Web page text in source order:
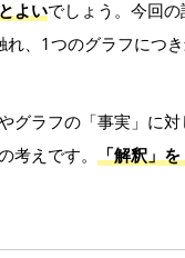
よいでしょう。今回
、1つのグラフにつ
グラフの「事実」に
考えです。
「解釈」